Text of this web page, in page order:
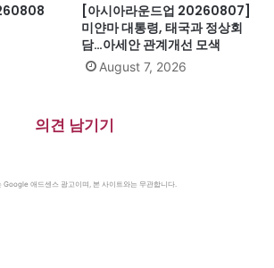
[아시아라운드업 20260807]
미얀마 대통령, 태국과 정상회
담…아세안 관계개선 모색
August 7, 2026
의견 남기기
Google 애드센스 광고이며, 본 사이트와는 무관합니다.